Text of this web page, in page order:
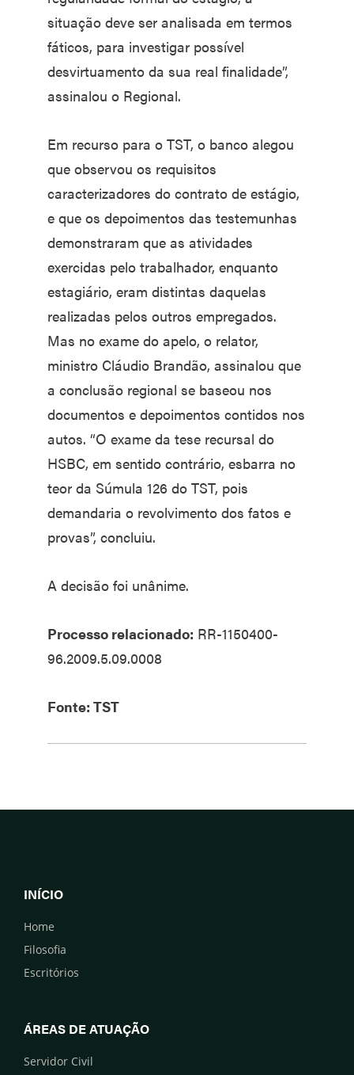
situação deve ser analisada em termos
fáticos, para investigar possível
desvirtuamento da sua real finalidade”,
assinalou o Regional.
Em recurso para o TST, o banco alegou
que observou os requisitos
caracterizadores do contrato de estágio,
e que os depoimentos das testemunhas
demonstraram que as atividades
exercidas pelo trabalhador, enquanto
estagiário, eram distintas daquelas
realizadas pelos outros empregados.
Mas no exame do apelo, o relator,
ministro Cláudio Brandão, assinalou que
a conclusão regional se baseou nos
documentos e depoimentos contidos nos
autos. “O exame da tese recursal do
HSBC, em sentido contrário, esbarra no
teor da Súmula 126 do TST, pois
demandaria o revolvimento dos fatos e
provas”, concluiu.
A decisão foi unânime.
Processo relacionado: RR-1150400-
96.2009.5.09.0008
Fonte: TST
INÍCIO
Home
Filosofia
Escritórios
ÁREAS DE ATUAÇÃO
Servidor Civil